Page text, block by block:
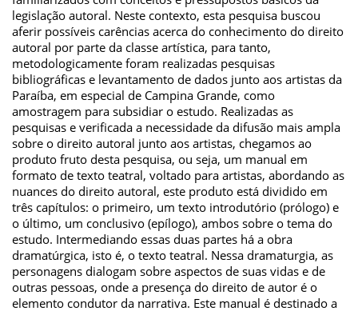
legislação autoral. Neste contexto, esta pesquisa buscou
aferir possíveis carências acerca do conhecimento do direito
autoral por parte da classe artística, para tanto,
metodologicamente foram realizadas pesquisas
bibliográficas e levantamento de dados junto aos artistas da
Paraíba, em especial de Campina Grande, como
amostragem para subsidiar o estudo. Realizadas as
pesquisas e verificada a necessidade da difusão mais ampla
sobre o direito autoral junto aos artistas, chegamos ao
produto fruto desta pesquisa, ou seja, um manual em
formato de texto teatral, voltado para artistas, abordando as
nuances do direito autoral, este produto está dividido em
três capítulos: o primeiro, um texto introdutório (prólogo) e
o último, um conclusivo (epílogo), ambos sobre o tema do
estudo. Intermediando essas duas partes há a obra
dramatúrgica, isto é, o texto teatral. Nessa dramaturgia, as
personagens dialogam sobre aspectos de suas vidas e de
outras pessoas, onde a presença do direito de autor é o
elemento condutor da narrativa. Este manual é destinado a